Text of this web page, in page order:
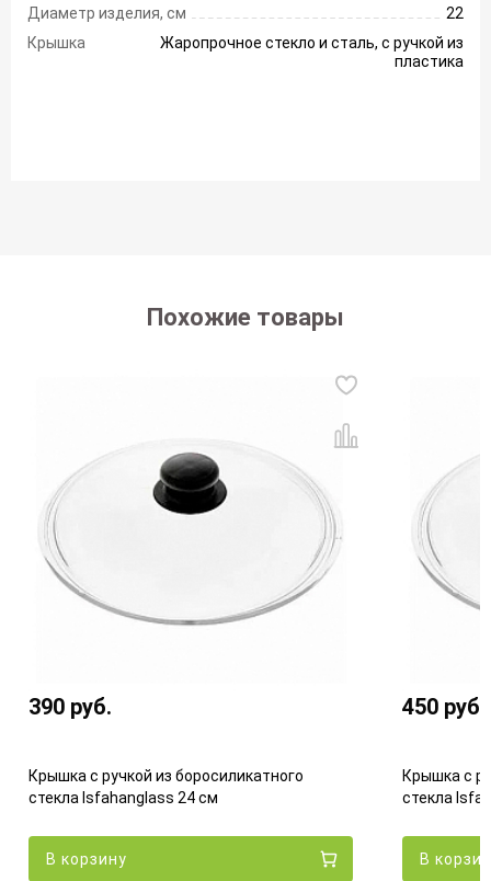
Диаметр изделия, см
22
Крышка
Жаропрочное стекло и сталь, с ручкой из
пластика
Похожие товары
390 руб.
Крышка с ручкой из боросиликатного
стекла Isfahanglass 24 см
В корзину
450 руб.
Крышка с
стекла
В